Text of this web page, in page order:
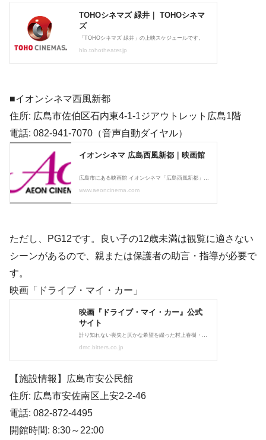
■イオンシネマ西風新都
住所: 広島市佐伯区石内東4-1-1ジアウトレット広島1階
電話: 082-941-7070（音声自動ダイヤル）
ただし、PG12です。良い子の12歳未満は観覧に適さない
シーンがあるので、親または保護者の助言・指導が必要で
す。
映画「ドライブ・マイ・カー」
【施設情報】広島市安公民館
住所: 広島市安佐南区上安2-2-46
電話: 082-872-4495
開館時間: 8:30～22:00